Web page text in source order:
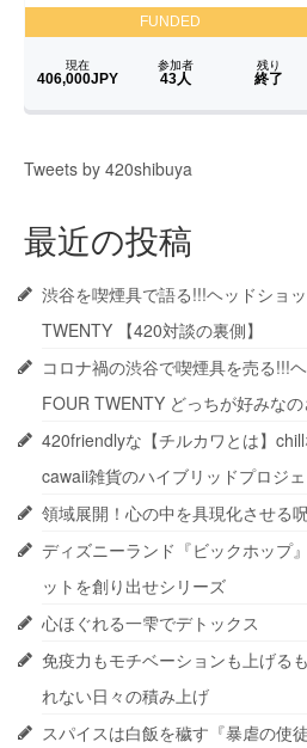
Tweets by 420shibuya
最近の投稿
渋谷を喫煙具で語る!!!ヘッドショ
TWENTY 【420対談の裏側】
コロナ禍の渋谷で喫煙具を売る!!!
FOUR TWENTY どっちが好みなの
420friendlyな【チルカワとは】
cawaii雑貨のハイブリッドプロジェ
領域展開！心の中を具現化させる
ディズニーランド『ビックホップ
ットを創り出せシリーズ
心ほぐれる一雫でデトックス
免疫力もモチベーションも上げる
れない日々の積み上げ
スパイスは白飯を穢す『暴虐の使徒